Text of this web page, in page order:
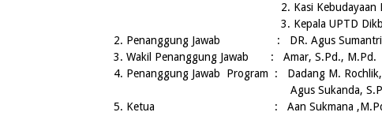
2. Kasi Kebudayaan Dinas
3. Kepala UPTD Dikbud
2. Penanggung Jawab : DR. Agus Sumantri,
3. Wakil Penanggung Jawab : Amar, S.Pd., M.Pd. (
4. Penanggung Jawab Program : Dadang M. Rochlik,
Agus Sukanda, S.Pd. (PKS
5. Ketua : Aan Sukmana